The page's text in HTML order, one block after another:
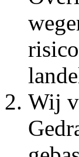
Wij